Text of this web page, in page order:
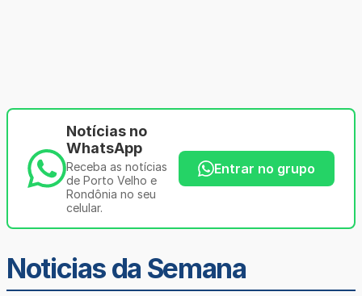
Notícias no
WhatsApp
Receba as notícias
de Porto Velho e
Rondônia no seu
celular.
Entrar no grupo
Noticias da Semana